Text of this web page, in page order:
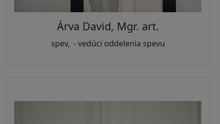
Árva David, Mgr. art.
spev, - vedúci oddelenia spevu